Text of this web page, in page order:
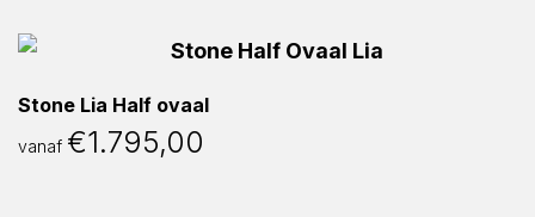
Stone Lia Half ovaal
vanaf €1.795,00